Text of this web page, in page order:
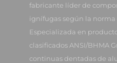
fabricante líder de
ignífugas según la norma
Especializada en
clasificados ANSI/BHMA
continuas dentadas de